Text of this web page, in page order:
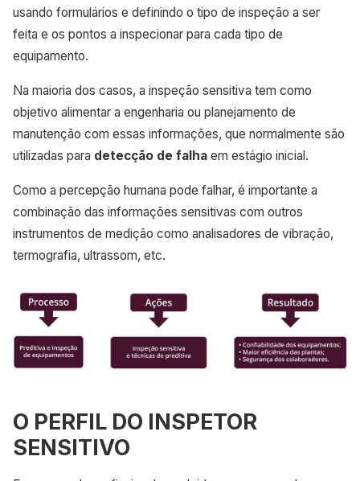
usando formulários e definindo o tipo de inspeção a ser
feita e os pontos a inspecionar para cada tipo de
equipamento.
Na maioria dos casos, a inspeção sensitiva tem como
objetivo alimentar a engenharia ou planejamento de
manutenção com essas informações, que normalmente são
utilizadas para detecção de falha em estágio inicial.
Como a percepção humana pode falhar, é importante a
combinação das informações sensitivas com outros
instrumentos de medição como analisadores de vibração,
termografia, ultrassom, etc.
O PERFIL DO INSPETOR
SENSITIVO